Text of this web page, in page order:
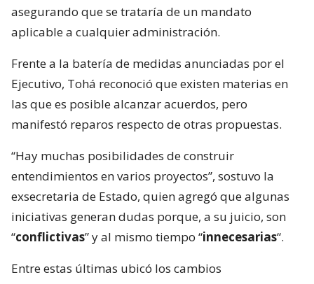
asegurando que se trataría de un mandato
aplicable a cualquier administración.
Frente a la batería de medidas anunciadas por el
Ejecutivo, Tohá reconoció que existen materias en
las que es posible alcanzar acuerdos, pero
manifestó reparos respecto de otras propuestas.
“Hay muchas posibilidades de construir
entendimientos en varios proyectos”, sostuvo la
exsecretaria de Estado, quien agregó que algunas
iniciativas generan dudas porque, a su juicio, son
“conflictivas” y al mismo tiempo “innecesarias“.
Entre estas últimas ubicó los cambios